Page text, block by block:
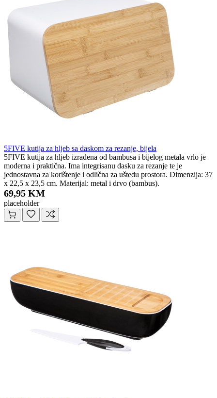
5FIVE kutija za hljeb sa daskom za rezanje, bijela
5FIVE kutija za hljeb izrađena od bambusa i bijelog metala vrlo je
moderna i praktična. Ima integrisanu dasku za rezanje te je
jednostavna za korištenje i odlična za uštedu prostora. Dimenzija: 37
x 22,5 x 23,5 cm. Materijal: metal i drvo (bambus).
69,95 KM
placeholder